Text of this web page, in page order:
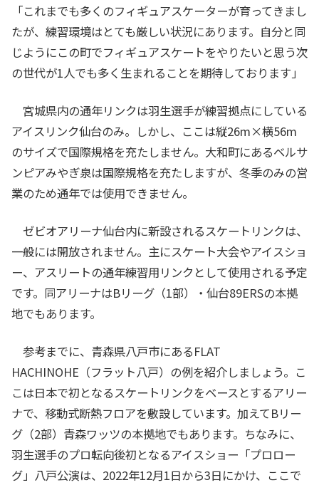
「これまでも多くのフィギュアスケーターが育ってきまし
たが、練習環境はとても厳しい状況にあります。自分と同
じようにこの町でフィギュアスケートをやりたいと思う次
の世代が1人でも多く生まれることを期待しております」
宮城県内の通年リンクは羽生選手が練習拠点にしている
アイスリンク仙台のみ。しかし、ここは縦26m×横56m
のサイズで国際規格を充たしません。大和町にあるベルサ
ンピアみやぎ泉は国際規格を充たしますが、冬季のみの営
業のため通年では使用できません。
ゼビオアリーナ仙台内に新設されるスケートリンクは、
一般には開放されません。主にスケート大会やアイスショ
ー、アスリートの通年練習用リンクとして使用される予定
です。同アリーナはBリーグ（1部）・仙台89ERSの本拠
地でもあります。
参考までに、青森県八戸市にあるFLAT
HACHINOHE（フラット八戸）の例を紹介しましょう。こ
こは日本で初となるスケートリンクをベースとするアリー
ナで、移動式断熱フロアを敷設しています。加えてBリー
グ（2部）青森ワッツの本拠地でもあります。ちなみに、
羽生選手のプロ転向後初となるアイスショー「プロロー
グ」八戸公演は、2022年12月1日から3日にかけ、ここで